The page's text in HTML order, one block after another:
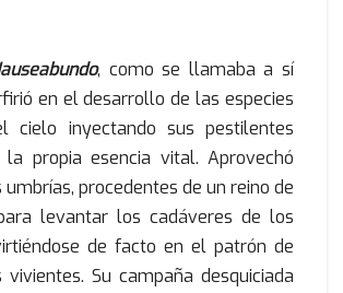
, como se llamaba a sí
en el desarrollo de las especies
cielo inyectando sus pestilentes
propia esencia vital. Aprovechó
umbrías, procedentes de un reino de
levantar los cadáveres de los
de facto en el patrón de
Su campaña desquiciada